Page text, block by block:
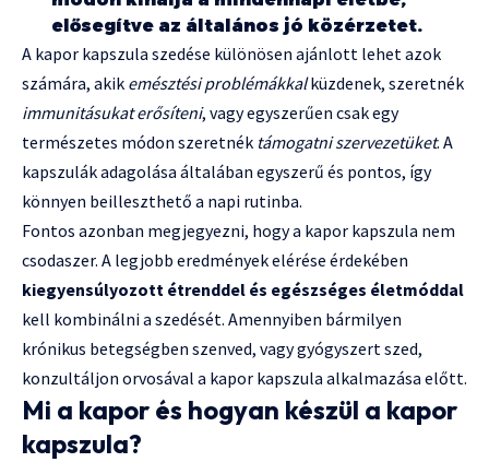
elősegítve az általános jó közérzetet.
A kapor kapszula szedése különösen ajánlott lehet azok
számára, akik emésztési problémákkalküzdenek, szeretnék
immunitásukat erősíteni, vagy egyszerűen csak egy
természetes módon szeretnék támogatni szervezetüket. A
kapszulák adagolása általában egyszerű és pontos, így
könnyen beilleszthető a napi rutinba.
Fontos azonban megjegyezni, hogy a kapor kapszula nem
csodaszer. A legjobb eredmények elérése érdekében
kiegyensúlyozott étrenddel és egészséges életmóddal
kell kombinálni a szedését. Amennyiben bármilyen
krónikus betegségben szenved, vagy gyógyszert szed,
konzultáljon orvosával a kapor kapszula alkalmazása előtt.
Mi a kapor és hogyan készül a kapor
kapszula?